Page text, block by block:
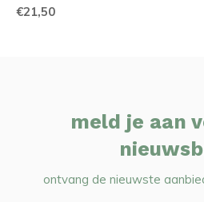
€21,50
meld je aan
ontvang de nieuwste